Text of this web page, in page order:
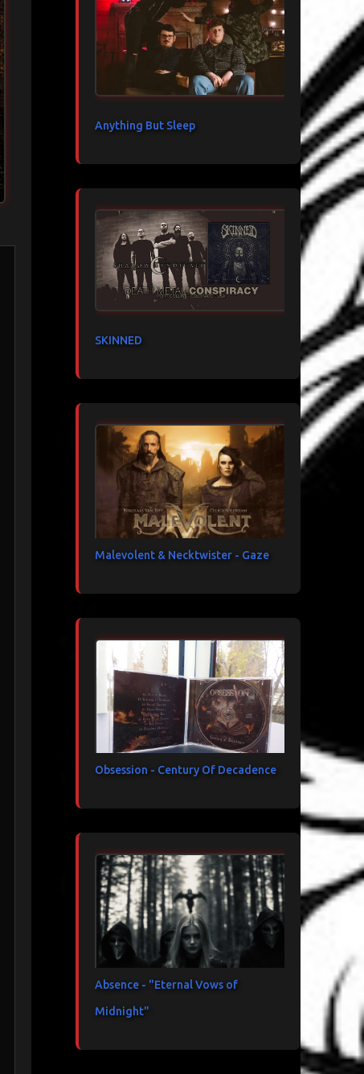
Anything But Sleep
SKINNED
Malevolent & Necktwister - Gaze
Obsession - Century Of Decadence
Absence - "Eternal Vows of
Midnight"